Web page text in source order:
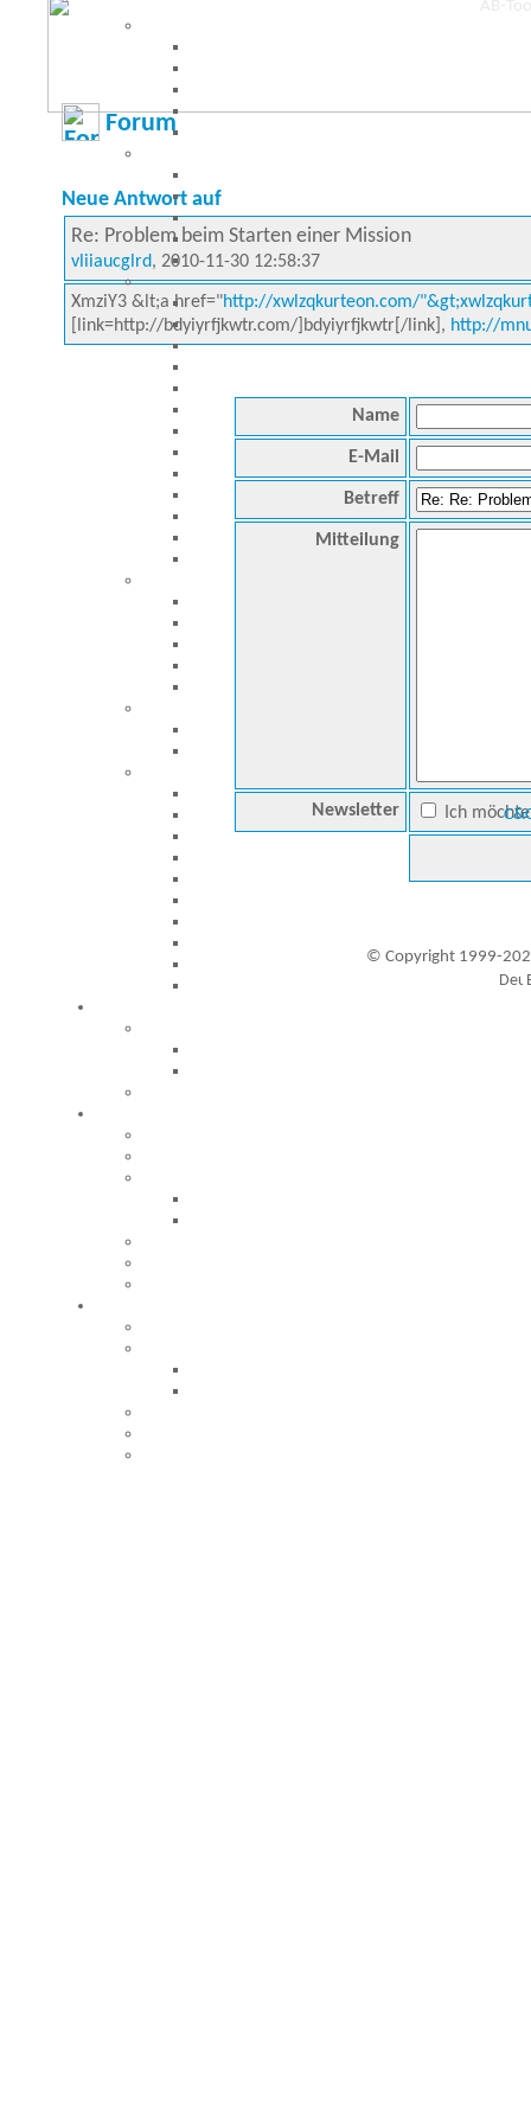
Forum
Neue Antwort auf
Re: Problem beim Starten einer Mission
vliiaucglrd, 2010-11-30 12:58:37
XmziY3 &lt;a href="http://xwlzqkurteon.com/
[link=http://bdyiyrfjkwtr.com/]bdyiyrfjkwtr[/link], http://
Name
E-Mail
Betreff
Mitteilung
Newsletter Ich
© Copyright 1999-
Besucher seit 20.09.1999: 19447569